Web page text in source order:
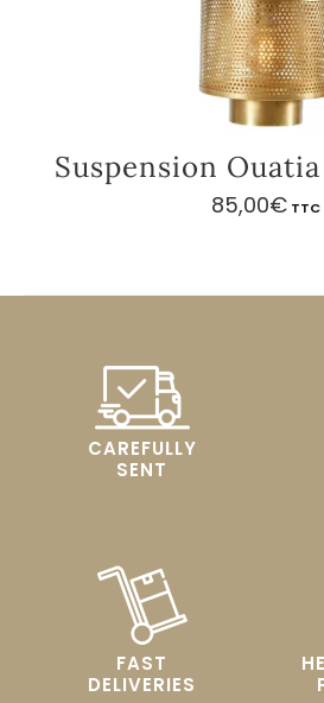
Suspension
85,00€ TTC
CAREFULLY
SENT
FAST
DELIVERIES